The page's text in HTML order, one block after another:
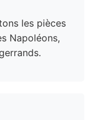
les pièces
Napoléons,